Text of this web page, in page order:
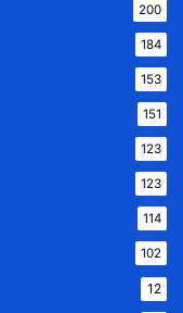
200
184
153
151
123
123
114
102
12